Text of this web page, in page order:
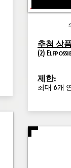
추첨 상
(2)
제한:
최대 6개